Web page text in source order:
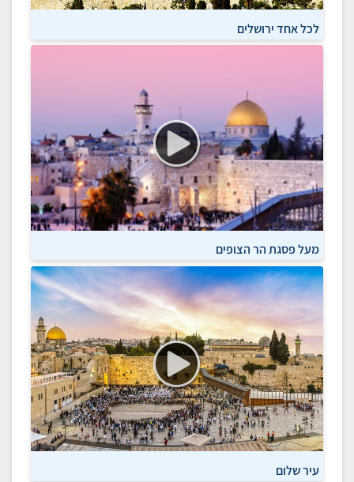
לכל אחד ירושלים
מעל פסגת הר הצופים
עיר שלום